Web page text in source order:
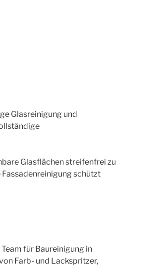
Glasreinigung und
Glasflächen streifenfrei zu
schützt
für Baureinigung in
Farb- und Lackspritzer,